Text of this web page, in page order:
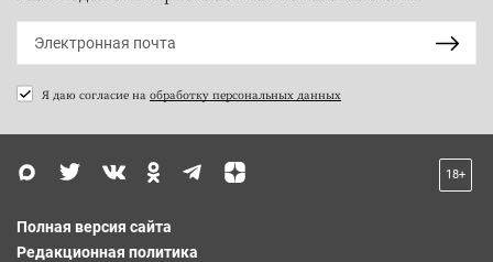
Я даю согласие на обработку персональных данных
18+
Полная версия сайта
Редакционная политика